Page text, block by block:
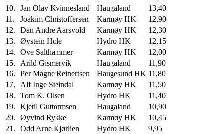
10.
Jan Olav Kvinnesland Haugaland
13,40
11.
Joakim Christoffersen Karmøy HK
12,90
12.
Dan Andre Aarsvold Karmøy HK
12,30
13.
Øystein Hole Hydro HK
12,15
14.
Ove Salthammer Karmøy HK
12,00
15.
Arild Gismervik Haugaland
11,90
16.
Per Magne Reinertsen Haugesund HK 11,80
17.
Alf Inge Steindal Karmøy HK
11,50
18.
Tom K. Olsen Hydro HK
11,40
19.
Kjetil Guttormsen Haugaland
10,90
20.
Øyvind Rykke Karmøy HK
10,45
21.
Odd Arne Kjørlien Hydro HK
9,95